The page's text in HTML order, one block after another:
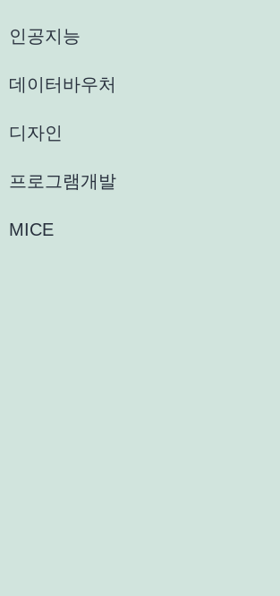
인공지능
데이터바우처
디자인
프로그램개발
MICE